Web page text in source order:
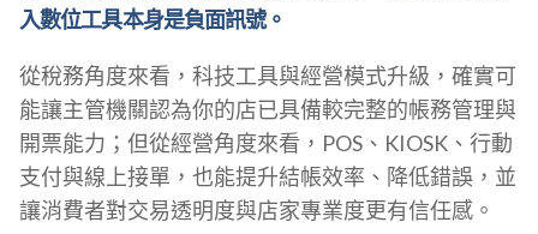
入數位工具本身是負面訊號。
從稅務角度來看，科技工具與經營模式升級，確實可
能讓主管機關認為你的店已具備較完整的帳務管理與
開票能力；但從經營角度來看，POS、KIOSK、行動
支付與線上接單，也能提升結帳效率、降低錯誤，並
讓消費者對交易透明度與店家專業度更有信任感。